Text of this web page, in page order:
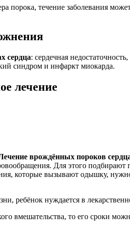
порока, течение заболевания
сердца: сердечная
синдром и инфаркт миокарда.
лечение
врождённых пороков
Для этого подбирают
которые вызывают одышку, нужно
ребёнок нуждается в
вмешательства, то его сроки